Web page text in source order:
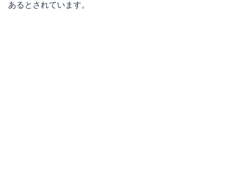
あるとされています。